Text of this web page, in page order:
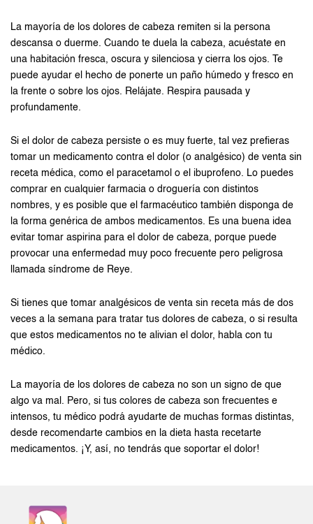
La mayoría de los dolores de cabeza remiten si la persona
descansa o duerme. Cuando te duela la cabeza, acuéstate en
una habitación fresca, oscura y silenciosa y cierra los ojos. Te
puede ayudar el hecho de ponerte un paño húmedo y fresco en
la frente o sobre los ojos. Relájate. Respira pausada y
profundamente.
Si el dolor de cabeza persiste o es muy fuerte, tal vez prefieras
tomar un medicamento contra el dolor (o analgésico) de venta sin
receta médica, como el paracetamol o el ibuprofeno. Lo puedes
comprar en cualquier farmacia o droguería con distintos
nombres, y es posible que el farmacéutico también disponga de
la forma genérica de ambos medicamentos. Es una buena idea
evitar tomar aspirina para el dolor de cabeza, porque puede
provocar una enfermedad muy poco frecuente pero peligrosa
llamada síndrome de Reye.
Si tienes que tomar analgésicos de venta sin receta más de dos
veces a la semana para tratar tus dolores de cabeza, o si resulta
que estos medicamentos no te alivian el dolor, habla con tu
médico.
La mayoría de los dolores de cabeza no son un signo de que
algo va mal. Pero, si tus colores de cabeza son frecuentes e
intensos, tu médico podrá ayudarte de muchas formas distintas,
desde recomendarte cambios en la dieta hasta recetarte
medicamentos. ¡Y, así, no tendrás que soportar el dolor!